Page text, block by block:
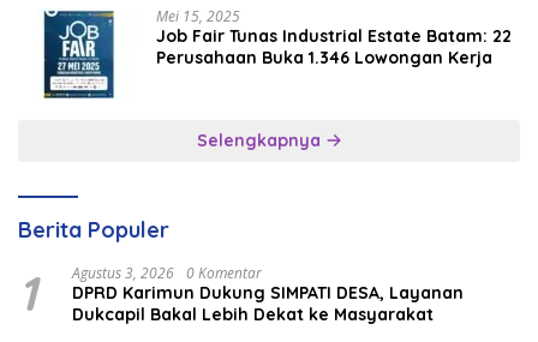
Mei 15, 2025
Job Fair Tunas Industrial Estate Batam: 22
Perusahaan Buka 1.346 Lowongan Kerja
Selengkapnya
Berita Populer
1 Agustus 3, 2026 0 Komentar
DPRD Karimun Dukung SIMPATI DESA, Layanan
Dukcapil Bakal Lebih Dekat ke Masyarakat